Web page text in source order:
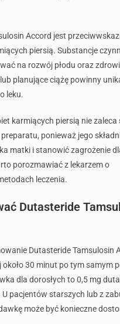
Accord jest
piersią. Substancje
na rozwój płodu oraz
planujące ciążę powinny
leku.
karmiących piersią nie zaleca
ponieważ jego
matki i stanowić zagrożenie
porozmawiać z lekarzem o
leczenia.
Dutasteride
Dutasteride Tamsulosin
około 30 minut po tym samym
dla dorosłych to 0,5 mg
pacjentów starszych lub z
może być konieczne